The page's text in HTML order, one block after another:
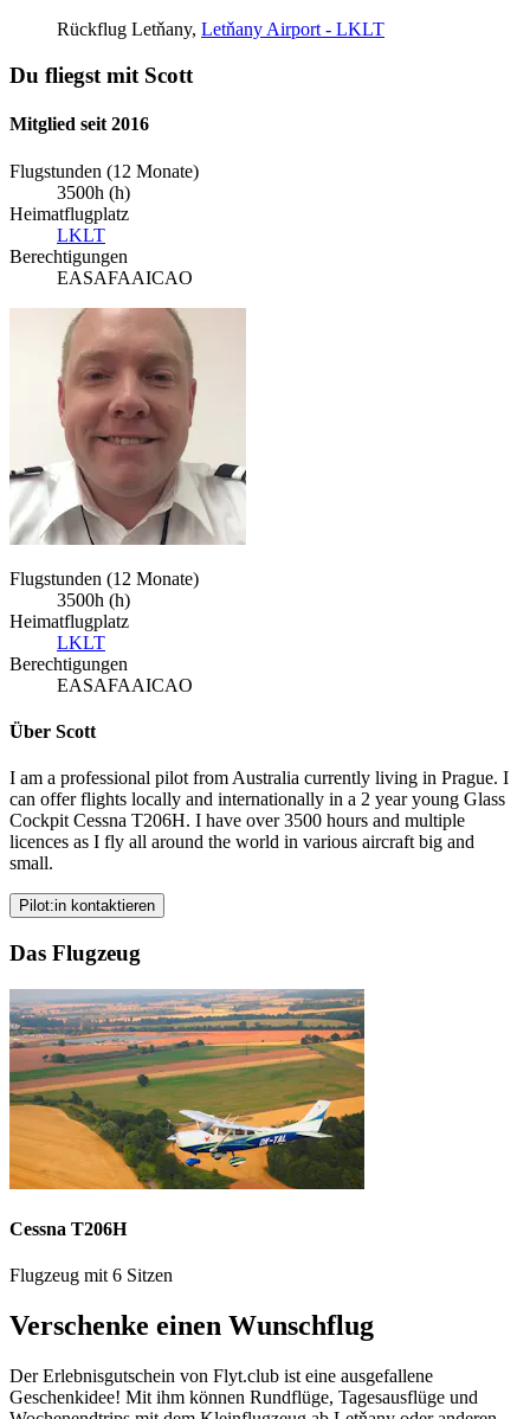
Rückflug Letňany, Letňany Airport - LKLT
Du fliegst mit Scott
Mitglied seit 2016
Flugstunden (12 Monate)
3500h (h)
Heimatflugplatz
LKLT
Berechtigungen
EASAFAAICAO
Flugstunden (12 Monate)
3500h (h)
Heimatflugplatz
LKLT
Berechtigungen
EASAFAAICAO
Über Scott
I am a professional pilot from Australia currently living in Prague. I
can offer flights locally and internationally in a 2 year young Glass
Cockpit Cessna T206H. I have over 3500 hours and multiple
licences as I fly all around the world in various aircraft big and
small.
Pilot:in kontaktieren
Das Flugzeug
Cessna T206H
Flugzeug mit 6 Sitzen
Verschenke einen Wunschflug
Der Erlebnisgutschein von Flyt.club ist eine ausgefallene
Geschenkidee! Mit ihm können Rundflüge, Tagesausflüge und